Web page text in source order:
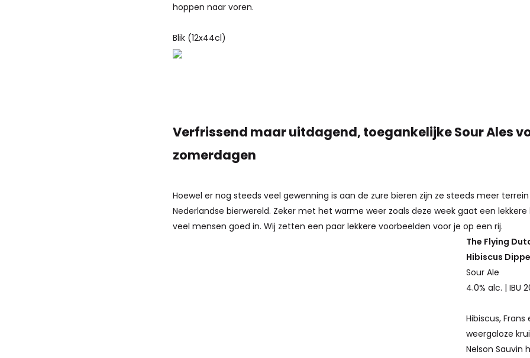
hoppen naar voren.
Blik (12x44cl)
Verfrissend maar uitdagend, toegankelijke Sour Ales
zomerdagen
Hoewel er nog steeds veel gewenning is aan de zure bieren zijn ze steeds meer
Nederlandse bierwereld. Zeker met het warme weer zoals deze week gaat een lekkere
veel mensen goed in. Wij zetten een paar lekkere voorbeelden voor je op een rij.
The Flying
Hibiscus
Sour Ale
4.0% alc. | IBU
Hibiscus,
weergaloze
Nelson Sauvin